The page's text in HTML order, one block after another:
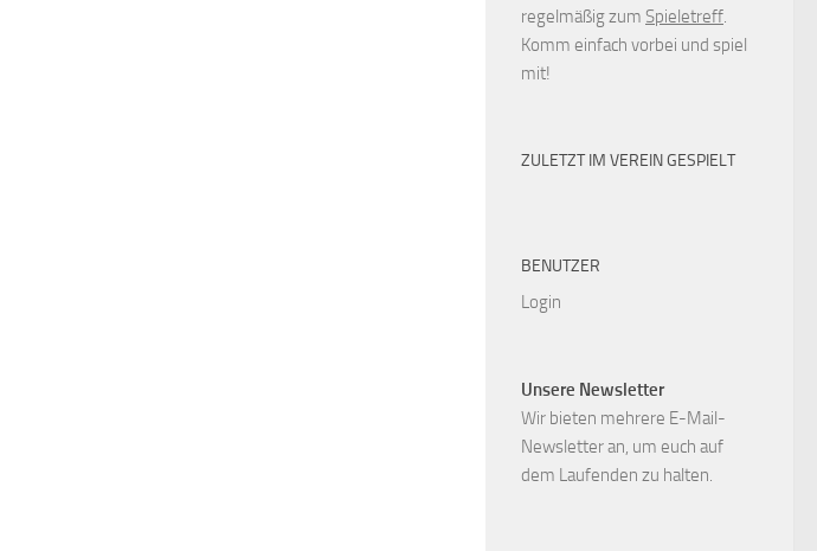
regelmäßig zum Spieletreff.
Komm einfach vorbei und spiel
mit!
ZULETZT IM VEREIN GESPIELT
BENUTZER
Login
Unsere Newsletter
Wir bieten mehrere E-Mail-
Newsletter an, um euch auf
dem Laufenden zu halten.